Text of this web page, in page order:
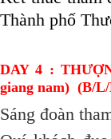
Thành phố
DAY 4 :
giang nam) (B/
Sáng đoàn